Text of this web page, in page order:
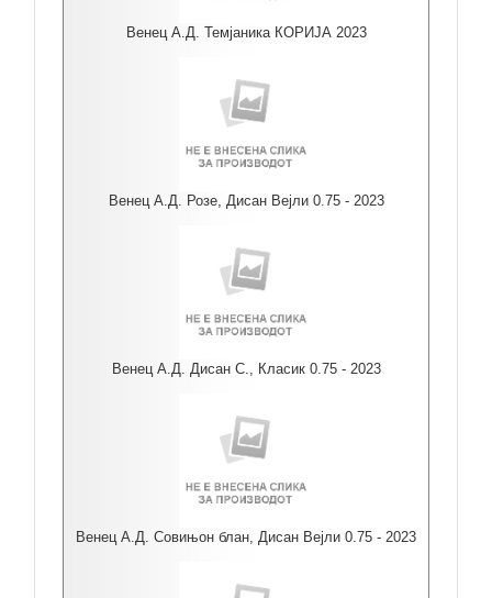
Венец А.Д. Темјаника КОРИЈА 2023
Венец А.Д. Розе, Дисан Вејли 0.75 - 2023
Венец А.Д. Дисан С., Класик 0.75 - 2023
Венец А.Д. Совињон блан, Дисан Вејли 0.75 - 2023